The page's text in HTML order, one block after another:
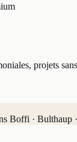
projets
Boffi · Bulthaup